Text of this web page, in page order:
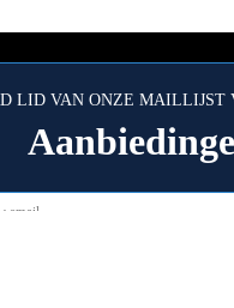
LID VAN ONZE MAILLIJST